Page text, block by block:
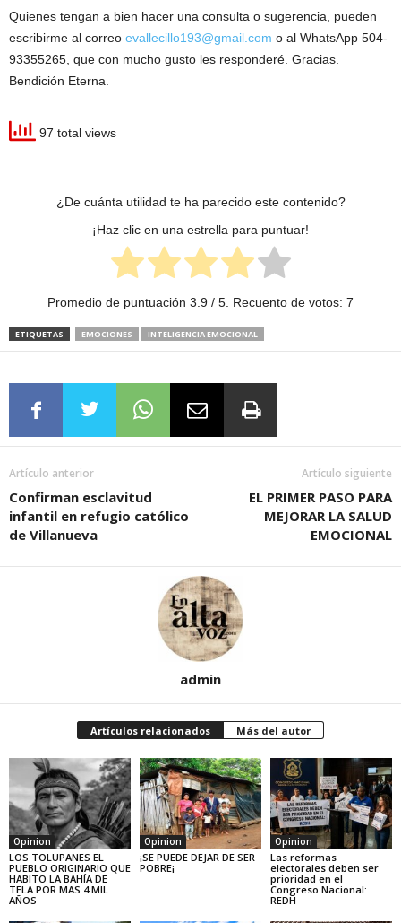
Quienes tengan a bien hacer una consulta o sugerencia, pueden
escribirme al correo evallecillo193@gmail.com o al WhatsApp 504-
93355265, que con mucho gusto les responderé. Gracias.
Bendición Eterna.
97 total views
¿De cuánta utilidad te ha parecido este contenido?
¡Haz clic en una estrella para puntuar!
Promedio de puntuación 3.9 / 5. Recuento de votos: 7
ETIQUETAS EMOCIONES INTELIGENCIA EMOCIONAL
Artículo anterior
Confirman esclavitud
infantil en refugio católico
de Villanueva
Artículo siguiente
EL PRIMER PASO PARA
MEJORAR LA SALUD
EMOCIONAL
admin
Artículos relacionados Más del autor
Opinion
LOS TOLUPANES EL
PUEBLO ORIGINARIO QUE
HABITO LA BAHÍA DE
TELA POR MAS 4 MIL
AÑOS
Opinion
¡SE PUEDE DEJAR DE SER
POBRE¡
Opinion
Las reformas
electorales deben ser
prioridad en el
Congreso Nacional:
REDH